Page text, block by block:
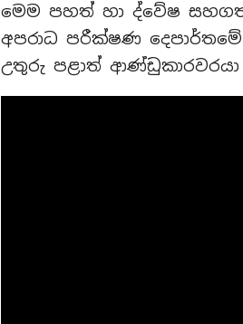
මෙම පහත් හා ද්වේෂ සහගත
අපරාධ පරීක්ෂණ
උතුරු පළාත්